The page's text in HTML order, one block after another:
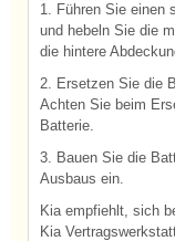
1. Führen Sie einen
und hebeln Sie die
die hintere
2. Ersetzen Sie die
Achten Sie beim
Batterie.
3. Bauen Sie die
Ausbaus ein.
Kia empfiehlt, sich
Kia